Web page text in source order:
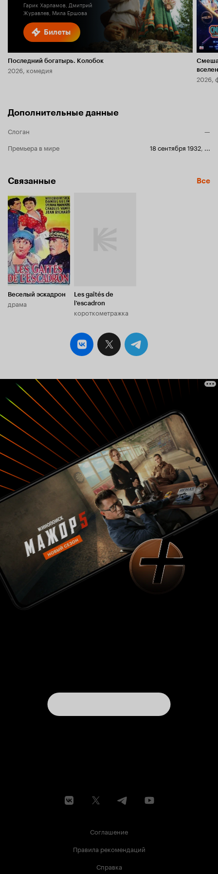
Билеты
Гарик Харламов, Дмитрий
Журавлев, Мила Ершова
Последний богатырь. Колобок
2026, комедия
2026,
Дополнительные данные
Слоган
—
Премьера в мире
18 сентября 1932, ...
Связанные Все
Веселый эскадрон
драма
Les gaîtés de
l'escadron
короткометражка
Соглашение
Правила рекомендаций
Справка